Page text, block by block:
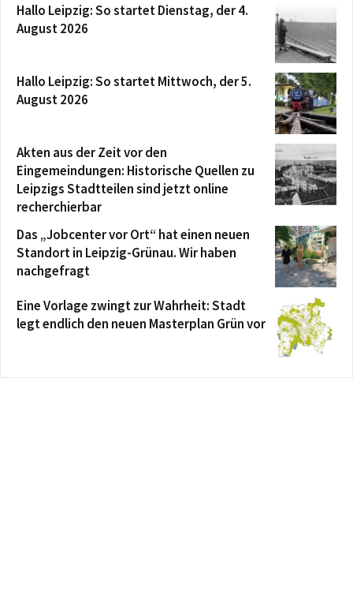
Hallo Leipzig: So startet Dienstag, der 4.
August 2026
Hallo Leipzig: So startet Mittwoch, der 5.
August 2026
Akten aus der Zeit vor den
Eingemeindungen: Historische Quellen zu
Leipzigs Stadtteilen sind jetzt online
recherchierbar
Das „Jobcenter vor Ort“ hat einen neuen
Standort in Leipzig-Grünau. Wir haben
nachgefragt
Eine Vorlage zwingt zur Wahrheit: Stadt
legt endlich den neuen Masterplan Grün vor